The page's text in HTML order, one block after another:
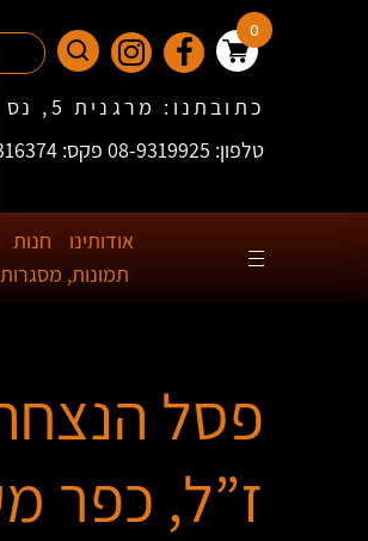
0
כתובתנו: מרגנית 5, נס ציונה
טלפון: 08-9319925 פקס: 08-9316374
אודותינו חנות
תמונות,
פסל
ז”ל, כפר